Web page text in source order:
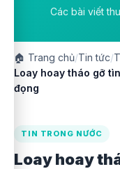
Các bài viết
🏠 Trang chủ/Tin tức/
Loay hoay tháo gỡ
đọng
TIN TRONG NƯỚC
Loay hoay